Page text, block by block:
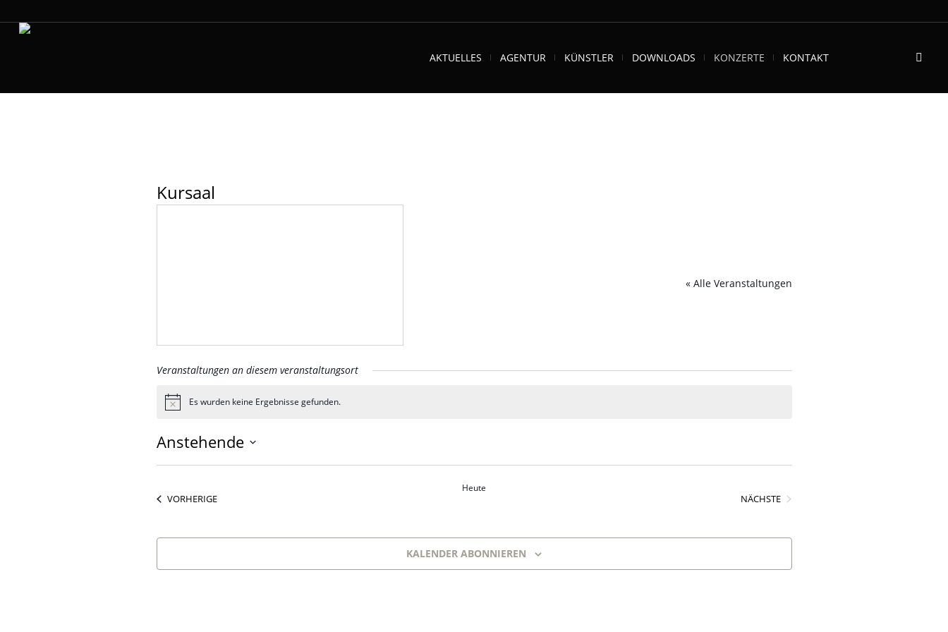
AKTUELLES AGENTUR KÜNSTLER DOWNLOADS KONZERTE KONTAKT
Kursaal
« Alle Veranstaltungen
Veranstaltungen an diesem veranstaltungsort
HinweisEs wurden keine Ergebnisse gefunden.
Anstehende
VORHERIGEVERANSTALTUNGEN
Heute
NÄCHSTEVERANSTALTUNGEN
KALENDER ABONNIEREN